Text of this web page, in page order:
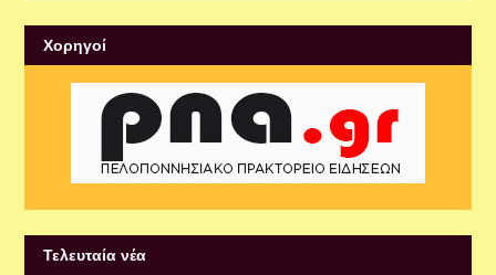
Xορηγοί
Τελευταία νέα